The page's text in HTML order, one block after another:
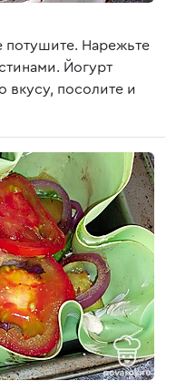
потушите. Нарежьте
Йогурт
вкусу, посолите и